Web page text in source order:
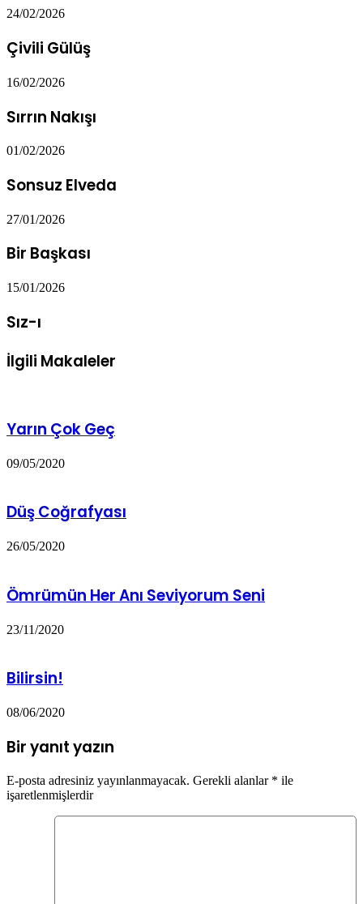
24/02/2026
Çivili Gülüş
16/02/2026
Sırrın Nakışı
01/02/2026
Sonsuz Elveda
27/01/2026
Bir Başkası
15/01/2026
Sız-ı
İlgili Makaleler
Yarın Çok Geç
09/05/2020
Düş Coğrafyası
26/05/2020
Ömrümün Her Anı Seviyorum Seni
23/11/2020
Bilirsin!
08/06/2020
Bir yanıt yazın
E-posta adresiniz yayınlanmayacak. Gerekli alanlar * ile
işaretlenmişlerdir